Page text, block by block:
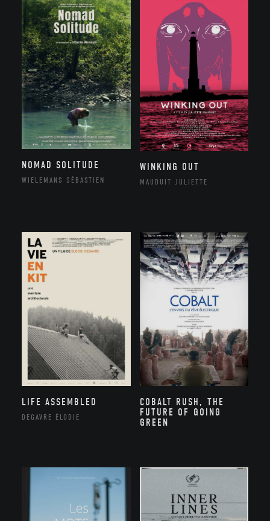
NOMAD SOLITUDE
WIELEMANS SÉBASTIEN
WINKING OUT
MAUDUIT JULIETTE
LIFE ASSEMBLED
DEGAVRE ÉLODIE
COBALT RUSH, THE
FUTURE OF GOING
GREEN